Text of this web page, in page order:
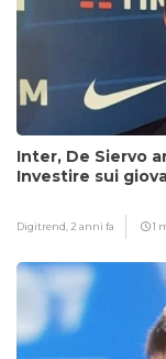
Inter, De Siervo
Investire sui
Digitrend, 2 anni fa 1